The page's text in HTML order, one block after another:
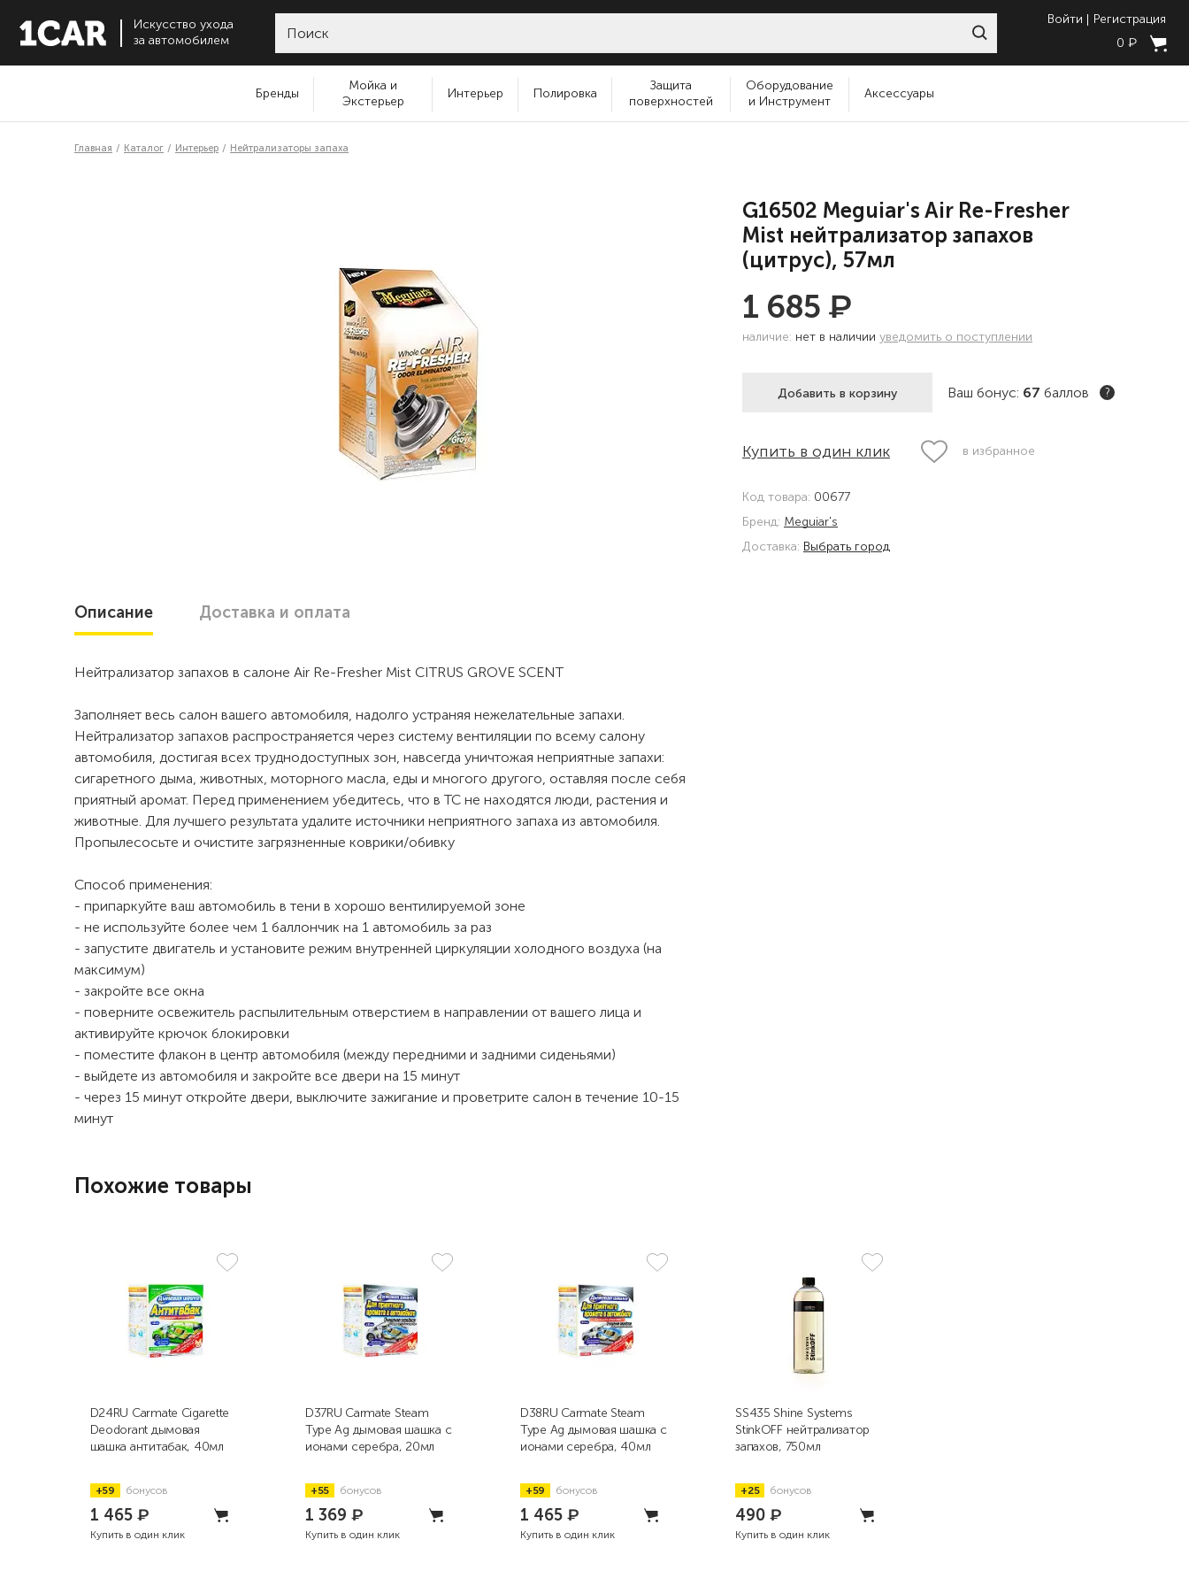
Искусство ухода
за автомобилем
Войти
Регистрация
0 ₽
Бренды
Мойка и
Экстерьер
Интерьер Полировка
Защита
поверхностей
Оборудование
и Инструмент
Аксессуары
Главная Каталог Интерьер Нейтрализаторы запаха
G16502 Meguiar's Air Re-Fresher
Mist нейтрализатор запахов
(цитрус), 57мл
1 685 ₽
наличие: нет в наличии уведомить о поступлении
Добавить в корзину Ваш бонус: 67 баллов ?
Купить в один клик в избранное
Код товара: 00677
Бренд: Meguiar's
Доставка: Выбрать город
Описание Доставка и оплата
Нейтрализатор запахов в салоне Air Re-Fresher Mist CITRUS GROVE SCENT
Заполняет весь салон вашего автомобиля, надолго устраняя нежелательные запахи.
Нейтрализатор запахов распространяется через систему вентиляции по всему салону
автомобиля, достигая всех труднодоступных зон, навсегда уничтожая неприятные запахи:
сигаретного дыма, животных, моторного масла, еды и многого другого, оставляя после себя
приятный аромат. Перед применением убедитесь, что в ТС не находятся люди, растения и
животные. Для лучшего результата удалите источники неприятного запаха из автомобиля.
Пропылесосьте и очистите загрязненные коврики/обивку
Способ применения:
- припаркуйте ваш автомобиль в тени в хорошо вентилируемой зоне
- не используйте более чем 1 баллончик на 1 автомобиль за раз
- запустите двигатель и установите режим внутренней циркуляции холодного воздуха (на
максимум)
- закройте все окна
- поверните освежитель распылительным отверстием в направлении от вашего лица и
активируйте крючок блокировки
- поместите флакон в центр автомобиля (между передними и задними сиденьями)
- выйдете из автомобиля и закройте все двери на 15 минут
- через 15 минут откройте двери, выключите зажигание и проветрите салон в течение 10-15
минут
Похожие товары
D24RU Carmate Cigarette
Deodorant дымовая
шашка антитабак, 40мл
+59 бонусов
1 465 ₽
Купить в один клик
D37RU Carmate Steam
Type Ag дымовая шашка с
ионами серебра, 20мл
+55 бонусов
1 369 ₽
Купить в один клик
D38RU Carmate Steam
Type Ag дымовая шашка с
ионами серебра, 40мл
+59 бонусов
1 465 ₽
Купить в один клик
SS435 Shine Systems
StinkOFF нейтрализатор
запахов, 750мл
+25 бонусов
490₽
Купить в один клик